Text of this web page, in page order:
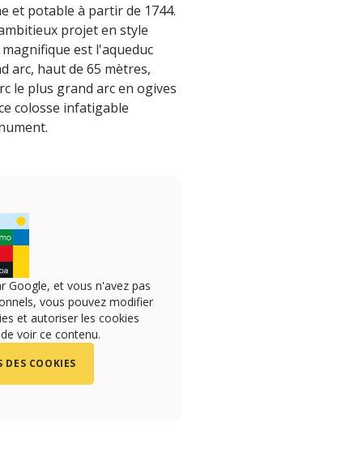
et potable à partir de 1744.
projet en style
est l'aqueduc
arc, haut de 65 mètres,
le plus grand arc en ogives
colosse infatigable
Google, et vous n'avez pas
vous pouvez modifier
et autoriser les cookies
voir ce contenu.
DES COOKIES